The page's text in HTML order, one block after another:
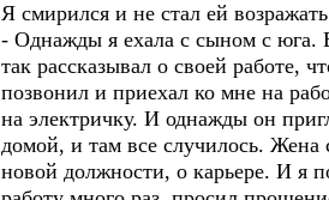
Я смирился и не стал ей
- Однажды я ехала с сыном с юга.
так рассказывал о своей работе,
позвонил и приехал ко мне на
на электричку. И однажды он
домой, и там все случилось. Жена
новой должности, о карьере. И я